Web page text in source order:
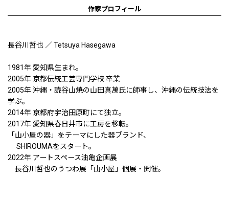
作家プロフィール
長谷川哲也 ／ Tetsuya Hasegawa
1981年 愛知県生まれ。
2005年 京都伝統工芸専門学校 卒業
2005年 沖縄・読谷山焼の山田真萬氏に師事し、沖縄の伝統技法を
学ぶ。
2014年 京都府宇治田原町にて独立。
2017年 愛知県春日井市に工房を移転。
「山小屋の器」をテーマにした器ブランド、
SHIROUMAをスタート。
2022年 アートスペース油亀企画展
長谷川哲也のうつわ展「山小屋」個展・開催。